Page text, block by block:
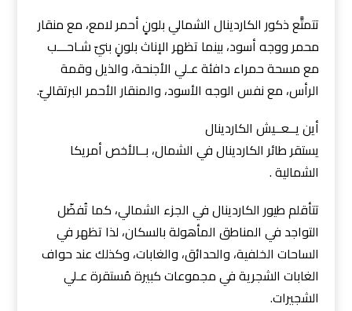
تتمتَّع ذكور الكاردينال الشمالي بلونٍ أحمر لامع، مع منقار
محمر ووجه أسود، بينما تظهر الإناث بلونٍ بنيّ شـاحـــب
مع مسحة حمراء دافئة عـلي الأجنحة، والذيل وقمة
الرأس، مع نفس الوجه الأسود، والمنقار الأحمر البرتقاليّ.
أين يــعــيش الكاردينال
يستقر طائر الكاردينال في الشمال، بــالأخص أمريكا
الشمالية .
تتأقلم طيور الكاردينال في الجزء الشمالي، كما تُفضّل
التواجد في المناطق المأهولة بالسكان، لذا تظهر في
الساحات الخلفية، والحدائق، والغابات، وكذلك عند حواف
الغابات الشجرية في مجموعات كبيرة مُستقرة عـلي
الشجيرات.